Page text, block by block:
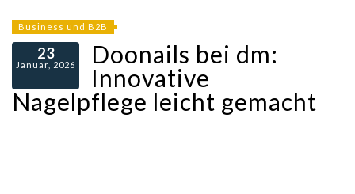
Business und B2B
23
Januar, 2026
Doonails bei dm:
Innovative
Nagelpflege leicht gemacht